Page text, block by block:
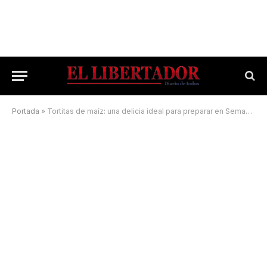
Portada » Tortitas de maíz: una delicia ideal para preparar en Semana Santa